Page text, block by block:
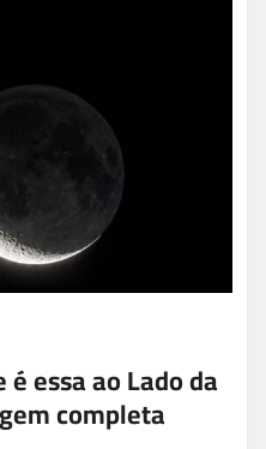
essa ao Lado da
completa